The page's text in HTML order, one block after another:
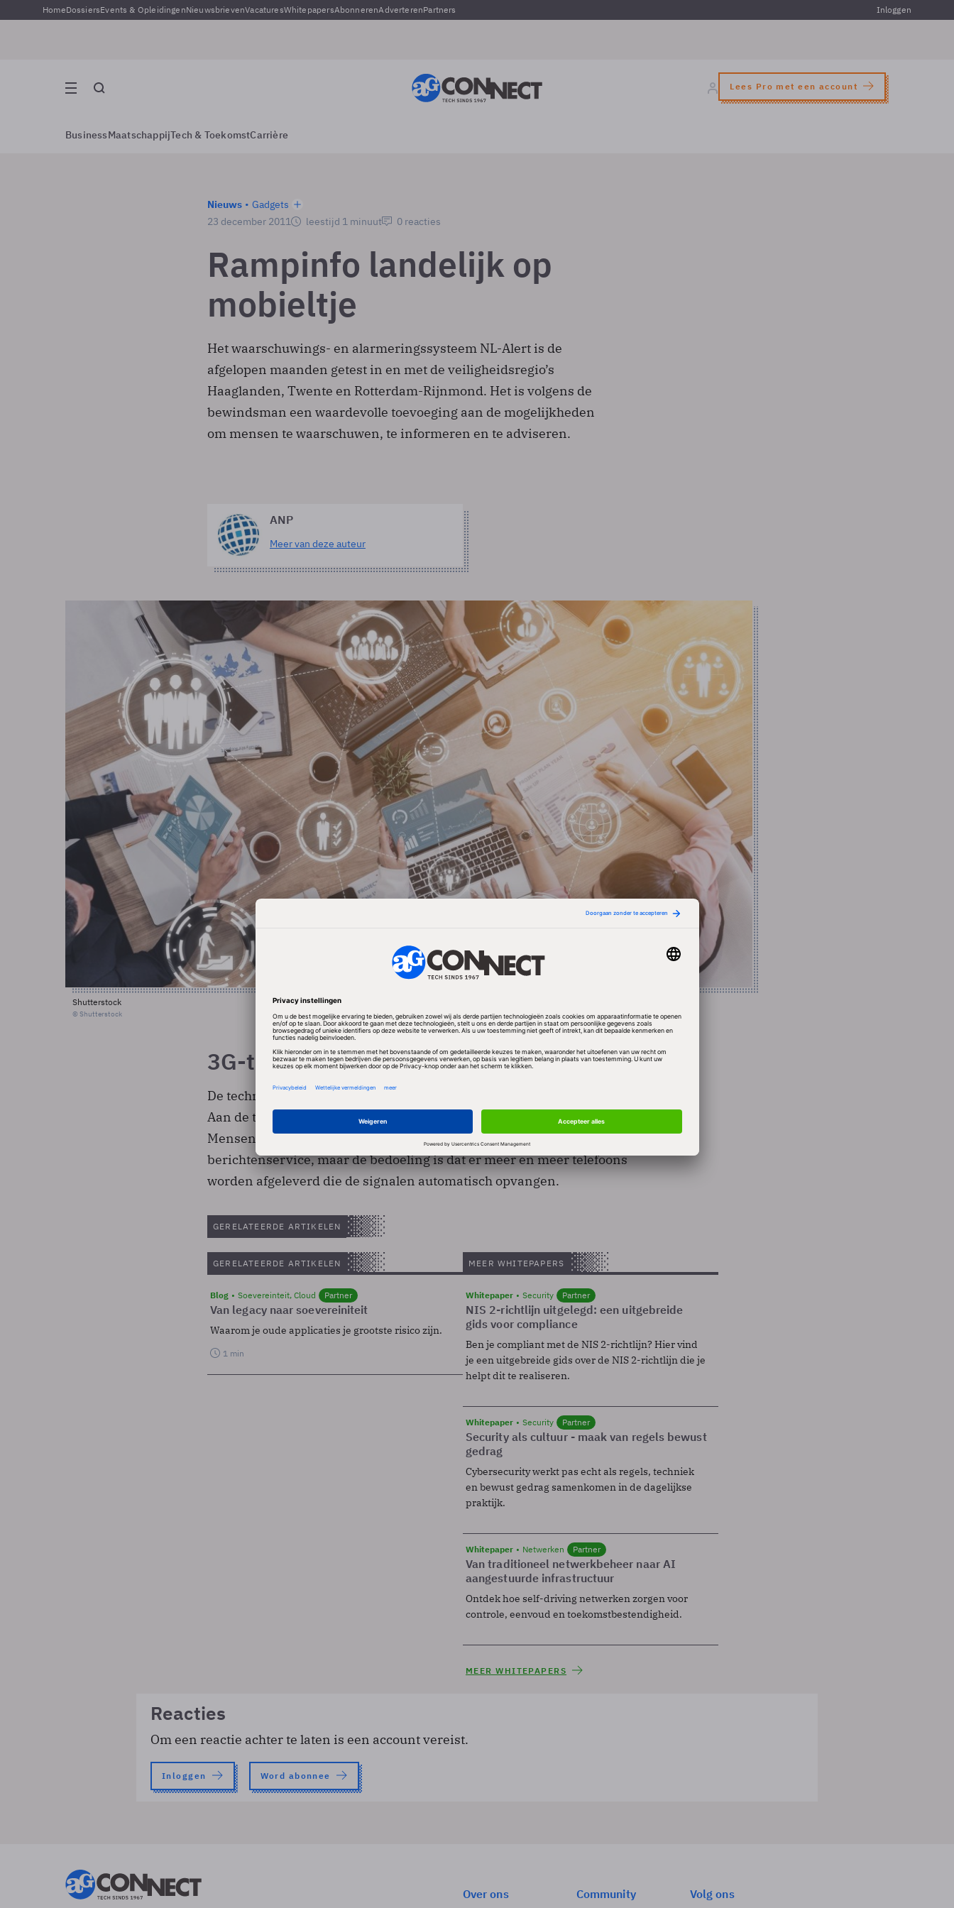
HomeDossiersEvents & OpleidingenNieuwsbrievenVacaturesWhitepapersAbonnerenAdverterenPartners Inloggen
Lees Pro met een account
BusinessMaatschappijTech & ToekomstCarrière
Nieuws
Gadgets
23 december 2011
leestijd 1 minuut 0 reacties
Rampinfo landelijk op
mobieltje
Het waarschuwings- en alarmeringssysteem NL-Alert is de
afgelopen maanden getest in en met de veiligheidsregio’s
Haaglanden, Twente en Rotterdam-Rijnmond. Het is volgens de
bewindsman een waardevolle toevoeging aan de mogelijkheden
om mensen te waarschuwen, te informeren en te adviseren.
ANP
Meer van deze auteur
Shutterstock
© Shutterstock
3G-toepassing moet beter
De techniek van NL-Alert werkt goed via telefoons op het 2G netwerk (GSM).
Aan de toepassing via het 3G-netwerk (smartphones) wordt nog gesleuteld.
Mensen moeten hun telefoon nog veelal via internet instellen op de
berichtenservice, maar de bedoeling is dat er meer en meer telefoons
worden afgeleverd die de signalen automatisch opvangen.
GERELATEERDE ARTIKELEN
GERELATEERDE ARTIKELEN
Blog Soevereinteit, Cloud Partner
Van legacy naar soevereiniteit
Waarom je oude applicaties je grootste risico zijn.
1 min
MEER WHITEPAPERS
Whitepaper Security Partner
NIS 2-richtlijn uitgelegd: een uitgebreide
gids voor compliance
Ben je compliant met de NIS 2-richtlijn? Hier vind
je een uitgebreide gids over de NIS 2-richtlijn die je
helpt dit te realiseren.
Whitepaper Security Partner
Security als cultuur - maak van regels bewust
gedrag
Cybersecurity werkt pas echt als regels, techniek
en bewust gedrag samenkomen in de dagelijkse
praktijk.
Whitepaper Netwerken Partner
Van traditioneel netwerkbeheer naar AI
aangestuurde infrastructuur
Ontdek hoe self-driving netwerken zorgen voor
controle, eenvoud en toekomstbestendigheid.
MEER WHITEPAPERS
Reacties
Om een reactie achter te laten is een account vereist.
Inloggen Word abonnee
Over ons Community Volg ons